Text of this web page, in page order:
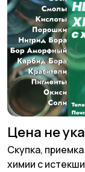
Цена не
Скупка,
химии с